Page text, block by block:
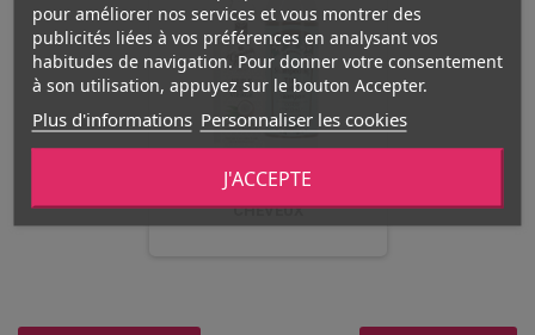
pour améliorer nos services et vous montrer des
publicités liées à vos préférences en analysant vos
habitudes de navigation. Pour donner votre consentement
à son utilisation, appuyez sur le bouton Accepter.
Plus d'informations Personnaliser les cookies
J'ACCEPTE
CHEVEUX